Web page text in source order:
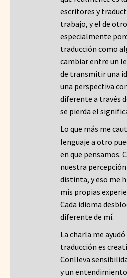
escritores y
trabajo, y el de
especialmente
traducción como
cambiar entre un
de transmitir una
una perspectiva
diferente a través
se pierda el
Lo que más me
lenguaje a otro
en que pensamos.
nuestra
distinta, y eso me
mis propias
Cada idioma
diferente de mí.
La charla me
traducción es
Conlleva
y un